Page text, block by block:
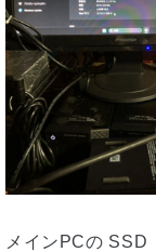
メインPCの SSD